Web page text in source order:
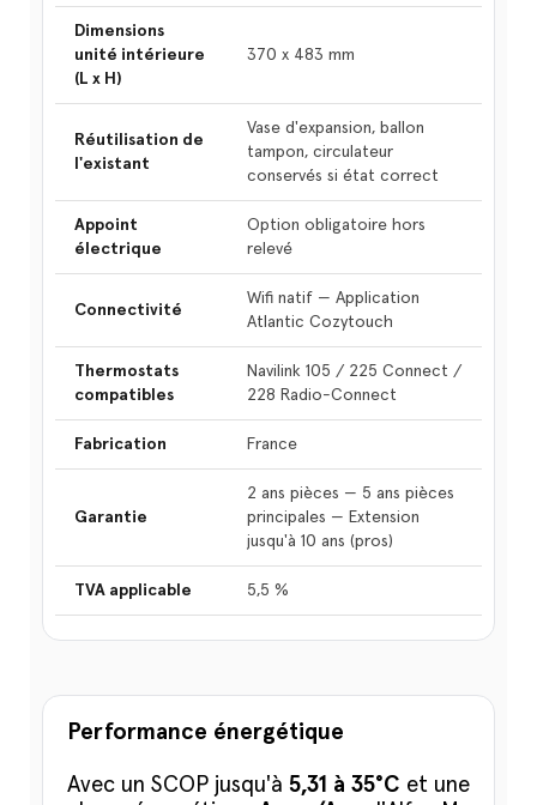
Dimensions
unité intérieure
(L x H)
370 x 483 mm
Réutilisation de
l'existant
Vase d'expansion, ballon
tampon, circulateur
conservés si état correct
Appoint
électrique
Option obligatoire hors
relevé
Connectivité
Wifi natif — Application
Atlantic Cozytouch
Thermostats
compatibles
Navilink 105 / 225 Connect /
228 Radio-Connect
Fabrication France
Garantie
2 ans pièces — 5 ans pièces
principales — Extension
jusqu'à 10 ans (pros)
TVA applicable 5,5 %
Performance énergétique
Avec un SCOP jusqu'à 5,31 à 35°C et une